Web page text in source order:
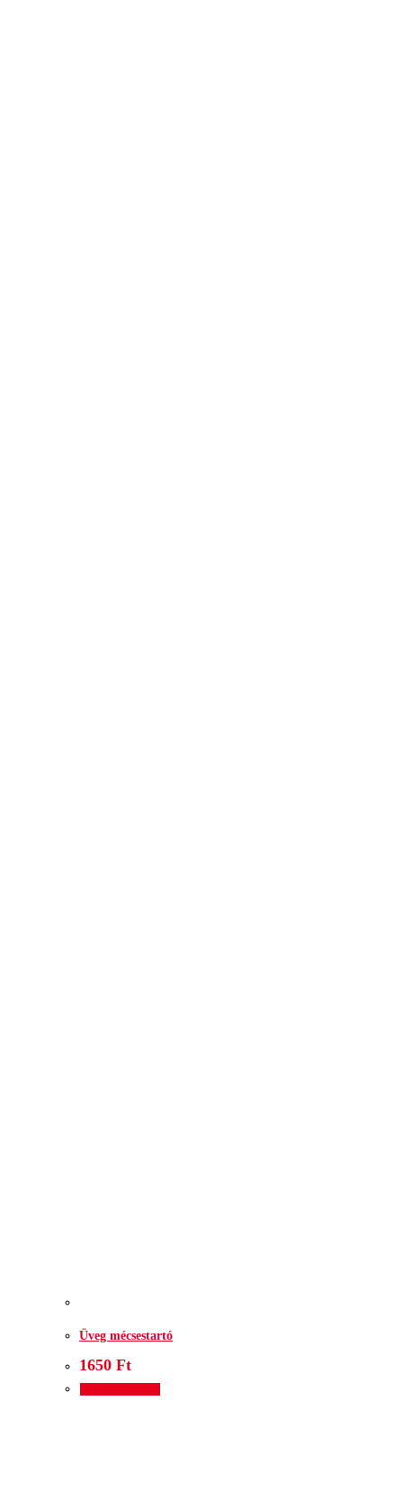
Üveg mécsestartó
1650 Ft